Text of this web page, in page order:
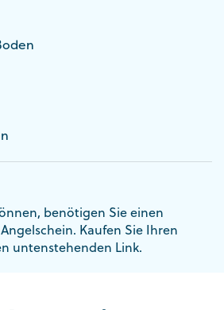
benötigen Sie einen
Kaufen Sie Ihren
untenstehenden Link.